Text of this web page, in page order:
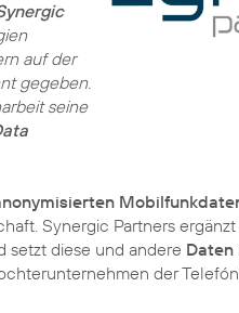
auf der
gegeben.
seine
Synergic Partners
setzt diese und andere
der